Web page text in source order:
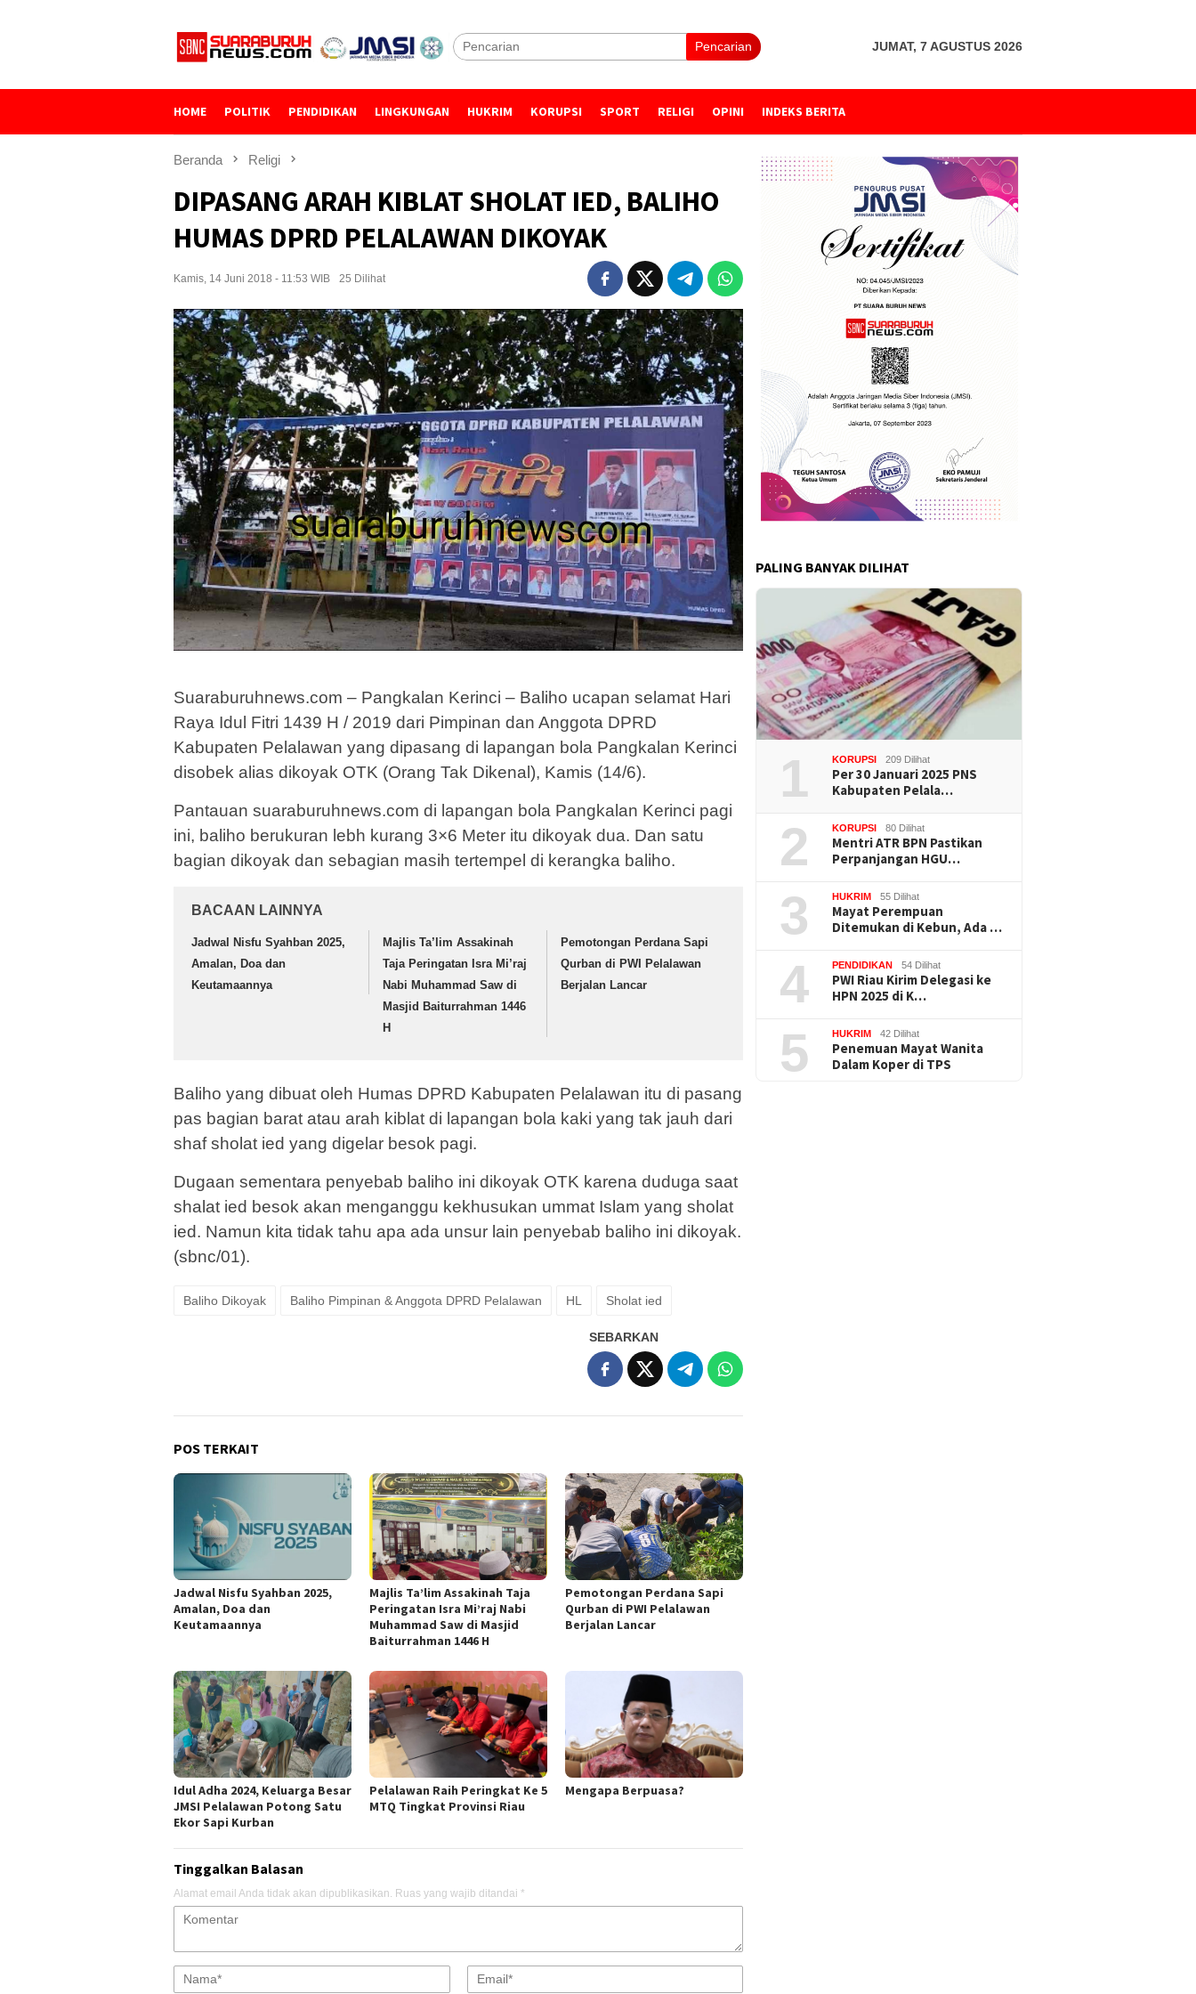
Pencarian JUMAT, 7 AGUSTUS 2026
HOME POLITIK PENDIDIKAN LINGKUNGAN HUKRIM KORUPSI SPORT RELIGI OPINI INDEKS BERITA
Beranda Religi
DIPASANG ARAH KIBLAT SHOLAT IED, BALIHO
HUMAS DPRD PELALAWAN DIKOYAK
Kamis, 14 Juni 2018 - 11:53 WIB 25 Dilihat
Suaraburuhnews.com – Pangkalan Kerinci – Baliho ucapan selamat Hari
Raya Idul Fitri 1439 H / 2019 dari Pimpinan dan Anggota DPRD
Kabupaten Pelalawan yang dipasang di lapangan bola Pangkalan Kerinci
disobek alias dikoyak OTK (Orang Tak Dikenal), Kamis (14/6).
Pantauan suaraburuhnews.com di lapangan bola Pangkalan Kerinci pagi
ini, baliho berukuran lebh kurang 3×6 Meter itu dikoyak dua. Dan satu
bagian dikoyak dan sebagian masih tertempel di kerangka baliho.
BACAAN LAINNYA
Jadwal Nisfu Syahban 2025,
Amalan, Doa dan
Keutamaannya
Majlis Ta’lim Assakinah
Taja Peringatan Isra Mi’raj
Nabi Muhammad Saw di
Masjid Baiturrahman 1446
H
Pemotongan Perdana Sapi
Qurban di PWI Pelalawan
Berjalan Lancar
Baliho yang dibuat oleh Humas DPRD Kabupaten Pelalawan itu di pasang
pas bagian barat atau arah kiblat di lapangan bola kaki yang tak jauh dari
shaf sholat ied yang digelar besok pagi.
Dugaan sementara penyebab baliho ini dikoyak OTK karena duduga saat
shalat ied besok akan menganggu kekhusukan ummat Islam yang sholat
ied. Namun kita tidak tahu apa ada unsur lain penyebab baliho ini dikoyak.
(sbnc/01).
Baliho Dikoyak Baliho Pimpinan & Anggota DPRD Pelalawan HL Sholat ied
SEBARKAN
POS TERKAIT
Jadwal Nisfu Syahban 2025,
Amalan, Doa dan
Keutamaannya
Majlis Ta’lim Assakinah Taja
Peringatan Isra Mi’raj Nabi
Muhammad Saw di Masjid
Baiturrahman 1446 H
Pemotongan Perdana Sapi
Qurban di PWI Pelalawan
Berjalan Lancar
Idul Adha 2024, Keluarga Besar
JMSI Pelalawan Potong Satu
Ekor Sapi Kurban
Pelalawan Raih Peringkat Ke 5
MTQ Tingkat Provinsi Riau
Mengapa Berpuasa?
Tinggalkan Balasan
Alamat email Anda tidak akan dipublikasikan. Ruas yang wajib ditandai *
PALING BANYAK DILIHAT
1 KORUPSI 209 Dilihat
Per 30 Januari 2025 PNS
Kabupaten Pelala…
2 KORUPSI 80 Dilihat
Mentri ATR BPN Pastikan
Perpanjangan HGU…
3 HUKRIM 55 Dilihat
Mayat Perempuan
Ditemukan di Kebun, Ada …
4 PENDIDIKAN 54 Dilihat
PWI Riau Kirim Delegasi ke
HPN 2025 di K…
5 HUKRIM 42 Dilihat
Penemuan Mayat Wanita
Dalam Koper di TPS